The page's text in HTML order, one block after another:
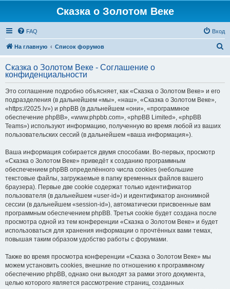
Сказка о Золотом Веке
FAQ Вход
На главную Список форумов
с
Сказка о Золотом Веке - Соглашение о
конфиденциальности
Это соглашение подробно объясняет, как «Сказка о Золотом Веке» и его
подразделения (в дальнейшем «мы», «наш», «Сказка о Золотом Веке»,
«https://2025.lv») и phpBB (в дальнейшем «они», «программное
обеспечение phpBB», «www.phpbb.com», «phpBB Limited», «phpBB
Teams») используют информацию, полученную во время любой из ваших
пользовательских сессий (в дальнейшем «ваша информация»).
Ваша информация собирается двумя способами. Во-первых, просмотр
«Сказка о Золотом Веке» приведёт к созданию программным
обеспечением phpBB определённого числа cookies (небольшие
текстовые файлы, загружаемые в папку временных файлов вашего
браузера). Первые две cookie содержат только идентификатор
пользователя (в дальнейшем «user-id») и идентификатор анонимной
сессии (в дальнейшем «session-id»), автоматически присвоенные вам
программным обеспечением phpBB. Третья cookie будет создана после
просмотра одной из тем конференции «Сказка о Золотом Веке» и будет
использоваться для хранения информации о прочтённых вами темах,
повышая таким образом удобство работы с форумами.
Также во время просмотра конференции «Сказка о Золотом Веке» мы
можем установить cookies, внешние по отношению к программному
обеспечению phpBB, однако они выходят за рамки этого документа,
целью которого является рассмотрение страниц, созданных